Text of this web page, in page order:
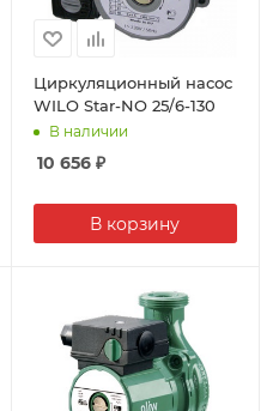
Циркуляционный насос
WILO Star-NO 25/6-130
В наличии
10 656₽
В корзину